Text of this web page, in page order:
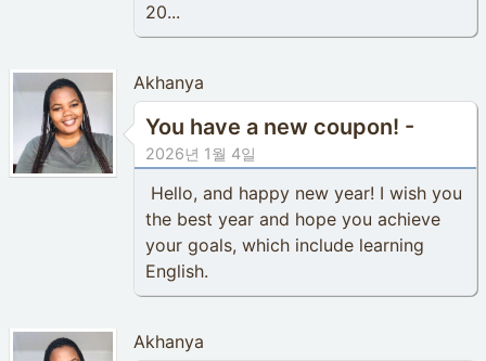
20...
Akhanya
You have a new coupon! -
2026년 1월 4일
Hello, and happy new year! I wish you
the best year and hope you achieve
your goals, which include learning
English.
Akhanya